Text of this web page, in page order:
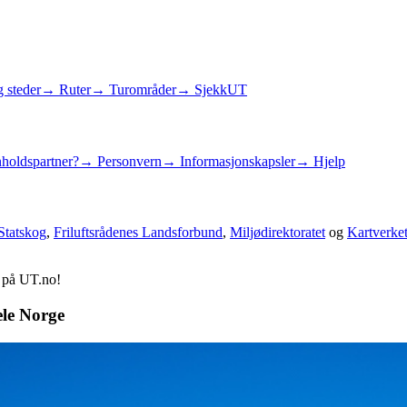
→ Ruter→ Turområder→ SjekkUT
→ Personvern → Informasjonskapsler→ Hjelp
, Friluftsrådenes Landsforbund, Miljødirektoratet og Kartverket
UT.no!
Norge